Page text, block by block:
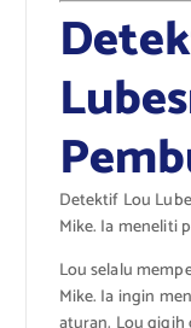
Detektif Lou
Mike. Ia meneliti
Lou selalu
Mike. Ia ingin